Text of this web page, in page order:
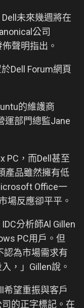
未來幾週將在
公司
聲明指出。
Dell Forum網頁
的維護商
運部門總監Jane
PC，而Dell甚至
產品雖然擁有低
Office一
場反應卻平平。
分析師Al Gillen
PC用戶。但
認為市場需求有
，」Gillen說。
希望重振與客戶
的正字標記。在